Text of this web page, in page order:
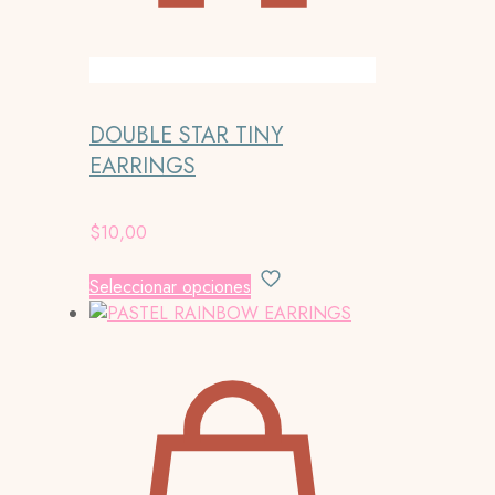
DOUBLE STAR TINY
EARRINGS
$10,00
Seleccionar opciones Este
producto
tiene
variantes.
Las
opciones
pueden